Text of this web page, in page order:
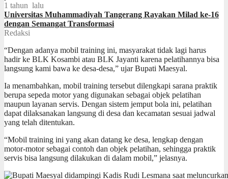
1 tahun lalu
Universitas Muhammadiyah Tangerang Rayakan Milad ke-16
dengan Semangat Transformasi
Redaksi
“Dengan adanya mobil training ini, masyarakat tidak lagi harus
hadir ke BLK Kosambi atau BLK Jayanti karena pelatihannya bisa
langsung kami bawa ke desa-desa,” ujar Bupati Maesyal.
Ia menambahkan, mobil training tersebut dilengkapi sarana praktik
berupa sepeda motor yang digunakan sebagai objek pelatihan
maupun layanan servis. Dengan sistem jemput bola ini, pelatihan
dapat dilaksanakan langsung di desa dan kecamatan sesuai jadwal
yang telah ditentukan.
“Mobil training ini yang akan datang ke desa, lengkap dengan
motor-motor sebagai contoh dan objek pelatihan, sehingga praktik
servis bisa langsung dilakukan di dalam mobil,” jelasnya.